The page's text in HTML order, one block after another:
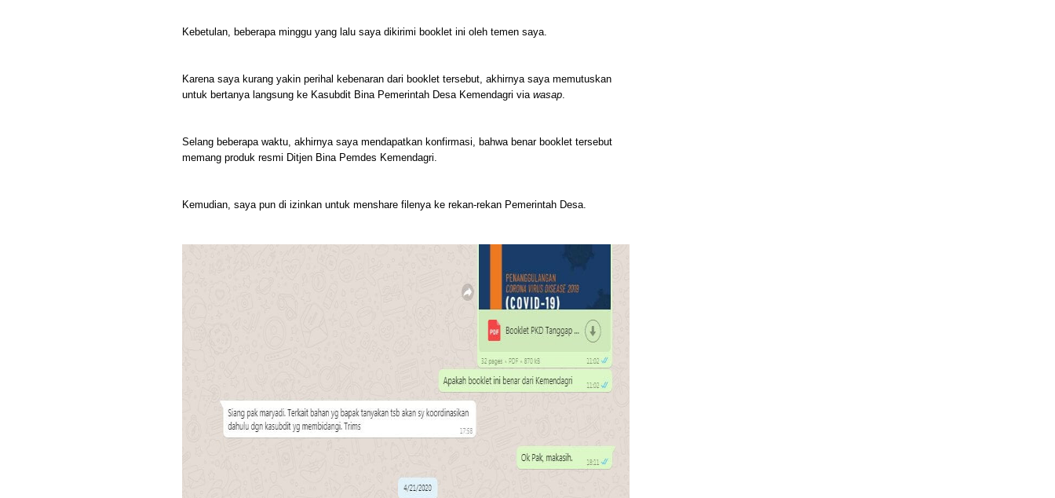
Kebetulan, beberapa minggu yang lalu saya dikirimi booklet ini oleh temen saya.
Karena saya kurang yakin perihal kebenaran dari booklet tersebut, akhirnya saya memutuskan
untuk bertanya langsung ke Kasubdit Bina Pemerintah Desa Kemendagri via wasap.
Selang beberapa waktu, akhirnya saya mendapatkan konfirmasi, bahwa benar booklet tersebut
memang produk resmi Ditjen Bina Pemdes Kemendagri.
Kemudian, saya pun di izinkan untuk menshare filenya ke rekan-rekan Pemerintah Desa.